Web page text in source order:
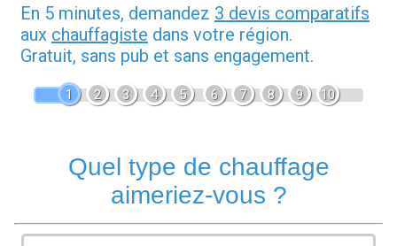
En 5 minutes, demandez 3 devis comparatifs
aux chauffagiste dans votre région.
Gratuit, sans pub et sans engagement.
1 2 3 4 5 6 7 8 9 10
Quel type de chauffage
aimeriez-vous ?